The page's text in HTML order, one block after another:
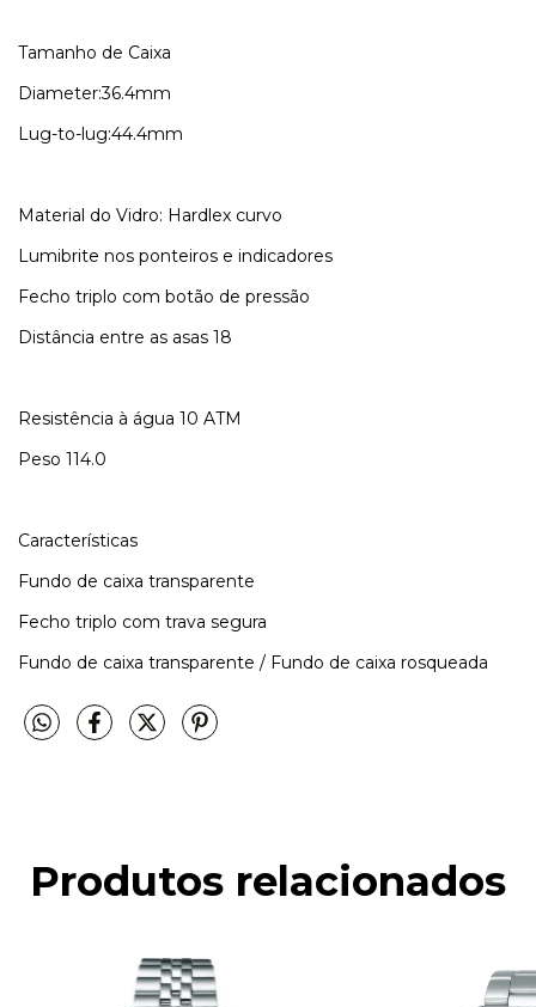
Tamanho de Caixa
Diameter:36.4mm
Lug-to-lug:44.4mm
Material do Vidro: Hardlex curvo
Lumibrite nos ponteiros e indicadores
Fecho triplo com botão de pressão
Distância entre as asas 18
Resistência à água 10 ATM
Peso 114.0
Características
Fundo de caixa transparente
Fecho triplo com trava segura
Fundo de caixa transparente / Fundo de caixa rosqueada
Produtos relacionados